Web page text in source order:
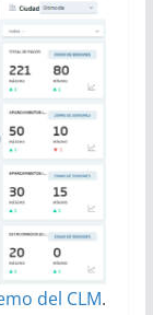
del CLM.